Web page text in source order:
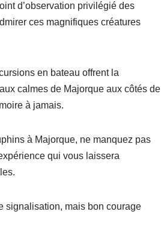
d’observation privilégié des
ces magnifiques créatures
en bateau offrent la
calmes de Majorque aux côtés de
à jamais.
à Majorque, ne manquez pas
qui vous laissera
signalisation, mais bon courage